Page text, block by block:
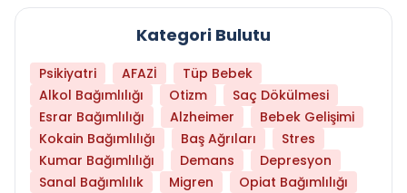
Kategori Bulutu
Psikiyatri AFAZİ
Tüp Bebek
Alkol Bağımlılığı
Otizm
Saç Dökülmesi
Esrar Bağımlılığı
Alzheimer
Bebek Gelişimi
Kokain Bağımlılığı
Baş Ağrıları
Stres
Kumar Bağımlılığı
Demans
Depresyon
Sanal Bağımlılık
Migren
Opiat Bağımlılığı